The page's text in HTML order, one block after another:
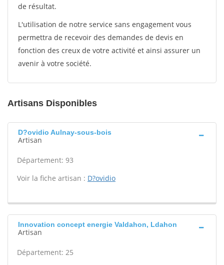
de résultat.
L'utilisation de notre service sans engagement vous
permettra de recevoir des demandes de devis en
fonction des creux de votre activité et ainsi assurer un
avenir à votre société.
Artisans Disponibles
D?ovidio Aulnay-sous-bois
Artisan
Département: 93
Voir la fiche artisan : D?ovidio
Innovation concept energie Valdahon, Ldahon
Artisan
Département: 25